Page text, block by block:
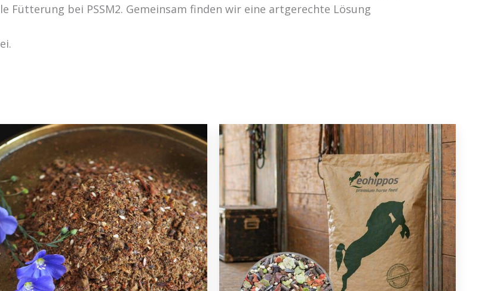
Fütterung bei PSSM2. Gemeinsam finden wir eine artgerechte Lösung